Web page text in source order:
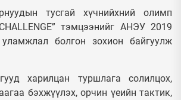
тусгай хүчнийхний олимп
тэмцээнийг АНЭУ 2019
болгон зохион байгуулж
харилцан туршлага солилцох,
бэхжүүлэх, орчин үеийн тактик,